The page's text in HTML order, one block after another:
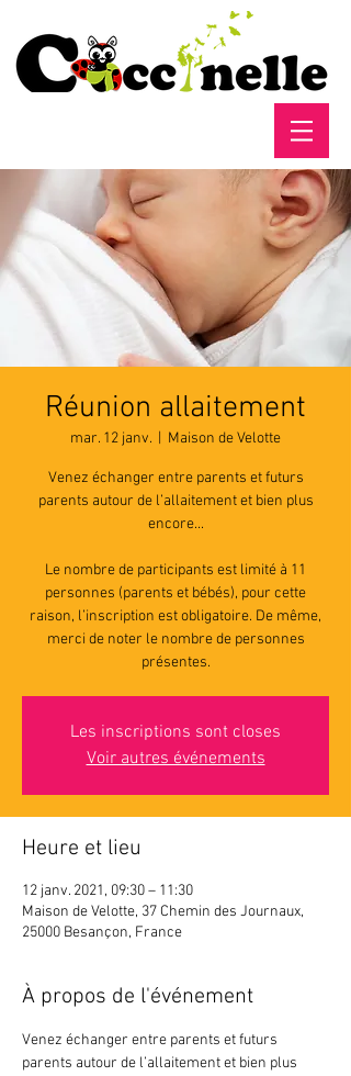
Réunion allaitement
mar. 12 janv. Maison de Velotte
Venez échanger entre parents et futurs
parents autour de l’allaitement et bien plus
encore...
Le nombre de participants est limité à 11
personnes (parents et bébés), pour cette
raison, l’inscription est obligatoire. De même,
merci de noter le nombre de personnes
présentes.
Les inscriptions sont closes
Voir autres événements
Heure et lieu
12 janv. 2021, 09:30 – 11:30
Maison de Velotte, 37 Chemin des Journaux,
25000 Besançon, France
À propos de l'événement
Venez échanger entre parents et futurs
parents autour de l’allaitement et bien plus